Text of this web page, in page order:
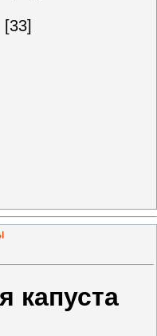
[33]
капуста